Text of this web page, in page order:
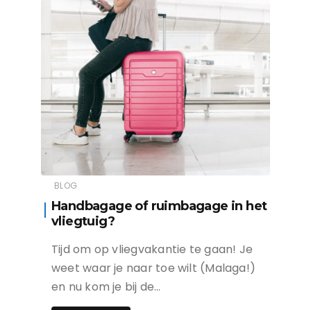
BLOG
Handbagage of ruimbagage in het
vliegtuig?
Tijd om op vliegvakantie te gaan! Je
weet waar je naar toe wilt (Malaga!)
en nu kom je bij de…